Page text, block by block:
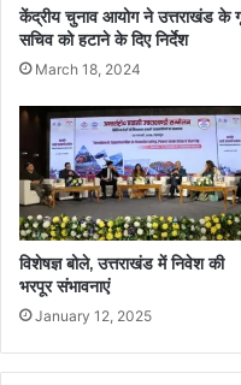
केंद्रीय चुनाव आयोग ने उत्तराखंड के
सचिव को हटाने के दिए निर्देश
March 18, 2024
विशेषज्ञ बोले, उत्तराखंड में निवेश की
भरपूर संभावनाएं
January 12, 2025